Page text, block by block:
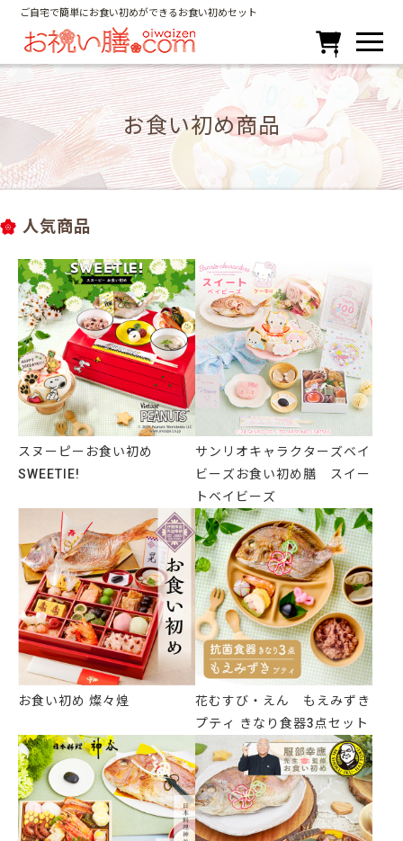
ご自宅で簡単にお食い初めができるお食い初めセット

お食い初め商品
人気商品
スヌーピーお食い初め
SWEETIE!
サンリオキャラクターズベイ
ビーズお食い初め膳 スイー
トベイビーズ
お食い初め 燦々煌
花むすび・えん もえみずき
プティ きなり食器3点セット